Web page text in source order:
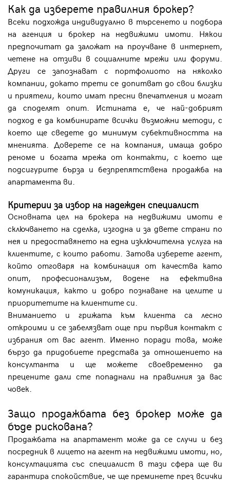
Как да изберете правилния брокер?
Всеки подхожда индивидуално в търсенето и подбора
на агенция и брокер на недвижими имоти. Някои
предпочитат да заложат на проучване в интернет,
четене на отзиви в социалните мрежи или форуми.
Други се запознават с портфолиото на няколко
компании, докато трети се допитват до свои близки
и приятели, които имат пресни впечатления и могат
да споделят опит. Истината е, че най-добрият
подход е да комбинирате всички възможни методи, с
което ще сведете до минимум субективността на
мненията. Доверете се на компания, имаща добро
реноме и богата мрежа от контакти, с което ще
подсигурите бърза и безпрепятствена продажба на
апартамента ви.
Критерии за избор на надежден специалист
Основната цел на брокера на недвижими имоти е
сключването на сделка, изгодна и за двете страни по
нея и предоставянето на една изключителна услуга на
клиентите, с които работи. Затова изберете агент,
който отговаря на комбинация от качества като
опит, професионализъм, водене на ефективна
комуникация, както и добро познаване на целите и
приоритетите на клиентите си.
Вниманието и грижата към клиента са лесно
откроими и се забелязват още при първия контакт с
избрания от вас агент. Именно поради това, може
бързо да придобиете представа за отношението на
консултанта и ще можете своевременно да
прецените дали сте попаднали на правилния за вас
човек.
Защо продажбата без брокер може да
бъде рискована?
Продажбата на апартамент може да се случи и без
посредник в лицето на агент на недвижими имоти, но,
консултацията със специалист в тази сфера ще ви
гарантира спокойствие, че ще преминете през всички